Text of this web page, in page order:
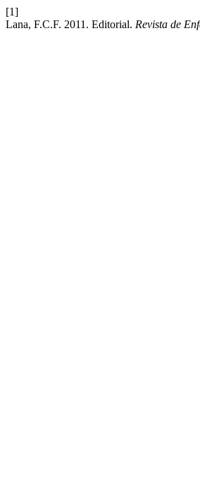
[1]
Lana, F.C.F. 2011. Editorial. Revista de